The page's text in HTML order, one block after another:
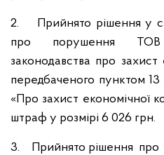
2. Прийнято рішення у
про порушення ТОВ
законодавства про захист
передбаченого пунктом 13
«Про захист економічної
штраф у розмірі 6 026 грн.
3. Прийнято рішення про